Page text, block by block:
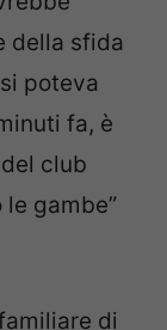
della sfida
poteva
fa, è
club
gambe”
di